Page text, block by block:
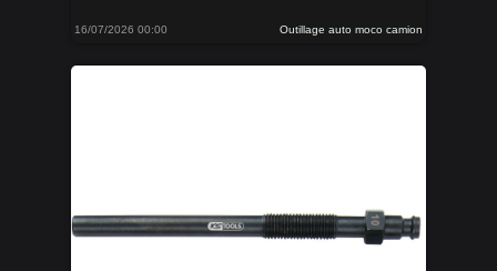
16/07/2026 00:00 Outillage auto moco camion